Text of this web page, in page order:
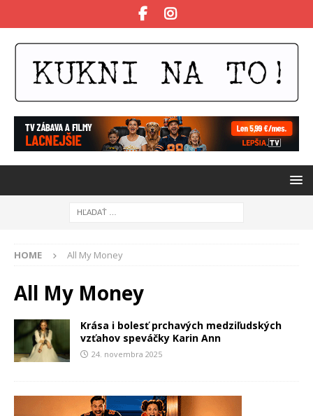
HOME All My Money
All My Money
Krása i bolesť prchavých medziľudských
vzťahov speváčky Karin Ann
24. novembra 2025